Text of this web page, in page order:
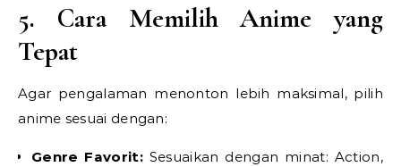
5. Cara Memilih Anime yang
Tepat
Agar pengalaman menonton lebih maksimal, pilih
anime sesuai dengan:
Genre Favorit:Sesuaikan dengan minat: Action,